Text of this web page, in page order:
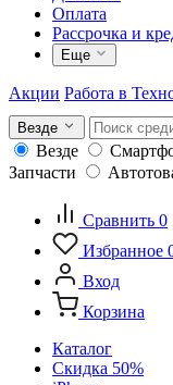
Оплата
Рассрочка и
Еще
Акции Работа в
Везде
Везде
Запчасти
Сравнить 0
Избранное
Вход
Корзина
Каталог
Скидка 50%